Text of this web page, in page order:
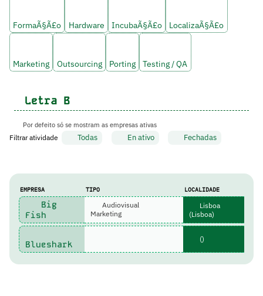
FormaÃ§Ã£o Hardware IncubaÃ§Ã£o LocalizaÃ§Ã£o
Marketing Outsourcing Porting Testing / QA
Letra B
Por defeito só se mostram as empresas ativas
Filtrar atividade Todas En ativo Fechadas
EMPRESA TIPO LOCALIDADE
Big
Fish
Audiovisual
Marketing
Lisboa
(Lisboa)
Blueshark
()